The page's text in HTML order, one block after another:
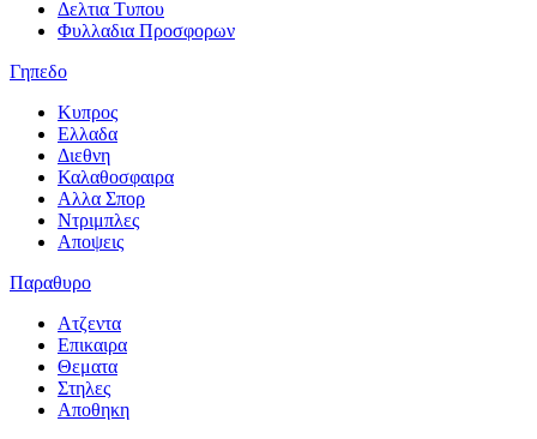
Δελτια Τυπου
Φυλλαδια Προσφορων
Γηπεδο
Κυπρος
Ελλαδα
Διεθνη
Καλαθοσφαιρα
Αλλα Σπορ
Ντριμπλες
Αποψεις
Παραθυρο
Ατζεντα
Επικαιρα
Θεματα
Στηλες
Αποθηκη